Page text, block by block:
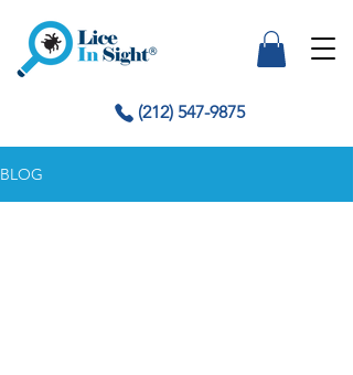
(212) 547-9875
BLOG